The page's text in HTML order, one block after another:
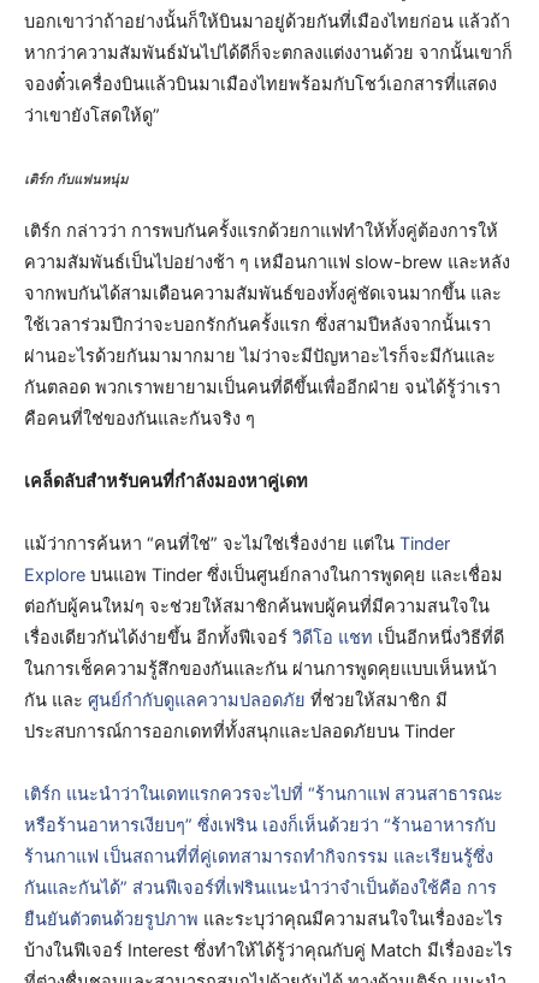
บอกเขาว่าถ้าอย่างนั้นก็ให้บินมาอยู่ด้วยกันที่เมืองไทยก่อน แล้วถ้า
หากว่าความสัมพันธ์มันไปได้ดีก็จะตกลงแต่งงานด้วย จากนั้นเขาก็
จองตั๋วเครื่องบินแล้วบินมาเมืองไทยพร้อมกับโชว์เอกสารที่แสดง
ว่าเขายังโสดให้ดู”
เติร์ก กับแฟนหนุ่ม
เติร์ก กล่าวว่า การพบกันครั้งแรกด้วยกาแฟทำให้ทั้งคู่ต้องการให้
ความสัมพันธ์เป็นไปอย่างช้า ๆ เหมือนกาแฟ slow-brew และหลัง
จากพบกันได้สามเดือนความสัมพันธ์ของทั้งคู่ชัดเจนมากขึ้น และ
ใช้เวลาร่วมปีกว่าจะบอกรักกันครั้งแรก ซึ่งสามปีหลังจากนั้นเรา
ผ่านอะไรด้วยกันมามากมาย ไม่ว่าจะมีปัญหาอะไรก็จะมีกันและ
กันตลอด พวกเราพยายามเป็นคนที่ดีขึ้นเพื่ออีกฝ่าย จนได้รู้ว่าเรา
คือคนที่ใช่ของกันและกันจริง ๆ
เคล็ดลับสำหรับคนที่กำลังมองหาคู่เดท
แม้ว่าการค้นหา “คนที่ใช่” จะไม่ใช่เรื่องง่าย แต่ใน Tinder
Explore บนแอพ Tinder ซึ่งเป็นศูนย์กลางในการพูดคุย และเชื่อม
ต่อกับผู้คนใหม่ๆ จะช่วยให้สมาชิกค้นพบผู้คนที่มีความสนใจใน
เรื่องเดียวกันได้ง่ายขึ้น อีกทั้งฟีเจอร์ วิดีโอ แชท เป็นอีกหนึ่งวิธีที่ดี
ในการเช็คความรู้สึกของกันและกัน ผ่านการพูดคุยแบบเห็นหน้า
กัน และ ศูนย์กำกับดูแลความปลอดภัย ที่ช่วยให้สมาชิก มี
ประสบการณ์การออกเดทที่ทั้งสนุกและปลอดภัยบน Tinder
เติร์ก แนะนำว่าในเดทแรกควรจะไปที่ “ร้านกาแฟ สวนสาธารณะ
หรือร้านอาหารเงียบๆ” ซึ่งเฟริน เองก็เห็นด้วยว่า “ร้านอาหารกับ
ร้านกาแฟ เป็นสถานที่ที่คู่เดทสามารถทำกิจกรรม และเรียนรู้ซึ่ง
กันและกันได้” ส่วนฟีเจอร์ที่เฟรินแนะนำว่าจำเป็นต้องใช้คือ การ
ยืนยันตัวตนด้วยรูปภาพ และระบุว่าคุณมีความสนใจในเรื่องอะไร
บ้างในฟีเจอร์ Interest ซึ่งทำให้ได้รู้ว่าคุณกับคู่ Match มีเรื่องอะไร